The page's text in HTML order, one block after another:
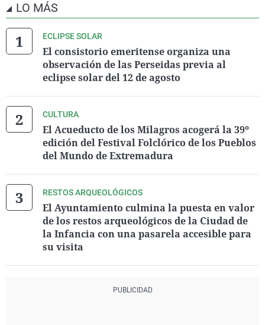
LO MÁS
ECLIPSE SOLAR
El consistorio emeritense organiza una
observación de las Perseidas previa al
eclipse solar del 12 de agosto
CULTURA
El Acueducto de los Milagros acogerá la 39º
edición del Festival Folclórico de los Pueblos
del Mundo de Extremadura
RESTOS ARQUEOLÓGICOS
El Ayuntamiento culmina la puesta en valor
de los restos arqueológicos de la Ciudad de
la Infancia con una pasarela accesible para
su visita